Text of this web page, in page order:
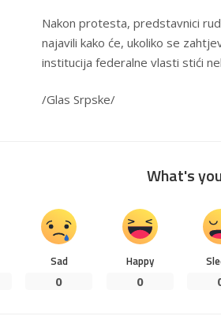
Nakon protesta, predstavnici
najavili kako će, ukoliko se
institucija federalne vlasti stići
/Glas Srpske/
What's
Sad
0
Happy
0